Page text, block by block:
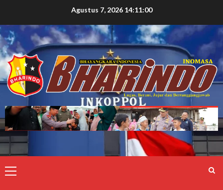
Agustus 7, 2026 14:11:01